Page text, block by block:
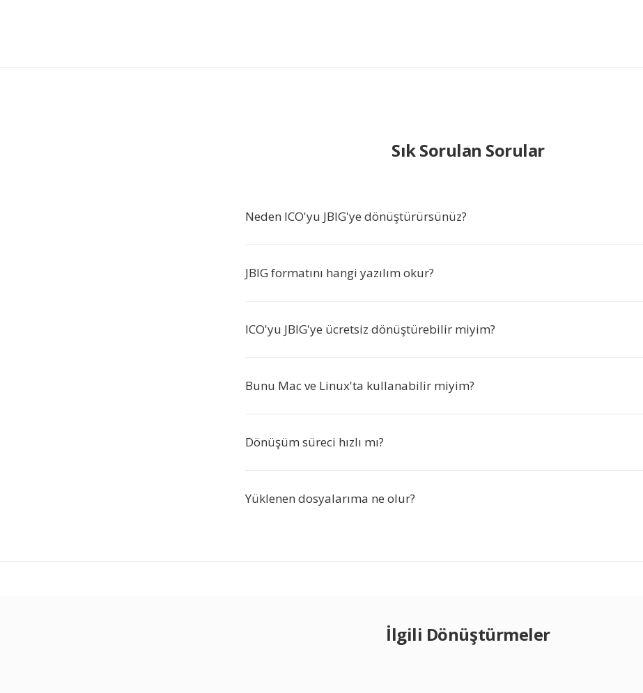
Sık Sorulan Sorular
Neden ICO'yu JBIG'ye dönüştürürsünüz?
JBIG formatını hangi yazılım okur?
ICO'yu JBIG'ye ücretsiz dönüştürebilir miyim?
Bunu Mac ve Linux'ta kullanabilir miyim?
Dönüşüm süreci hızlı mı?
Yüklenen dosyalarıma ne olur?
İlgili Dönüştürmeler